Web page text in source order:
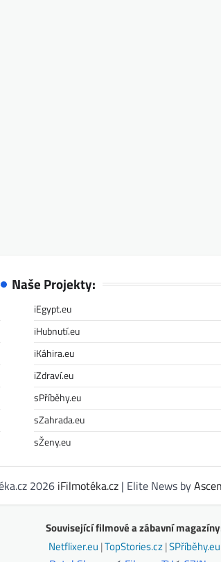
Naše Projekty:
iEgypt.eu
iHubnutí.eu
iKáhira.eu
iZdraví.eu
sPříběhy.eu
sZahrada.eu
sŽeny.eu
2026 iFilmotéka.cz| Elite News by
Související filmové a zábavní
Netflixer.eu |TopStories.cz|SPříběhy.eu